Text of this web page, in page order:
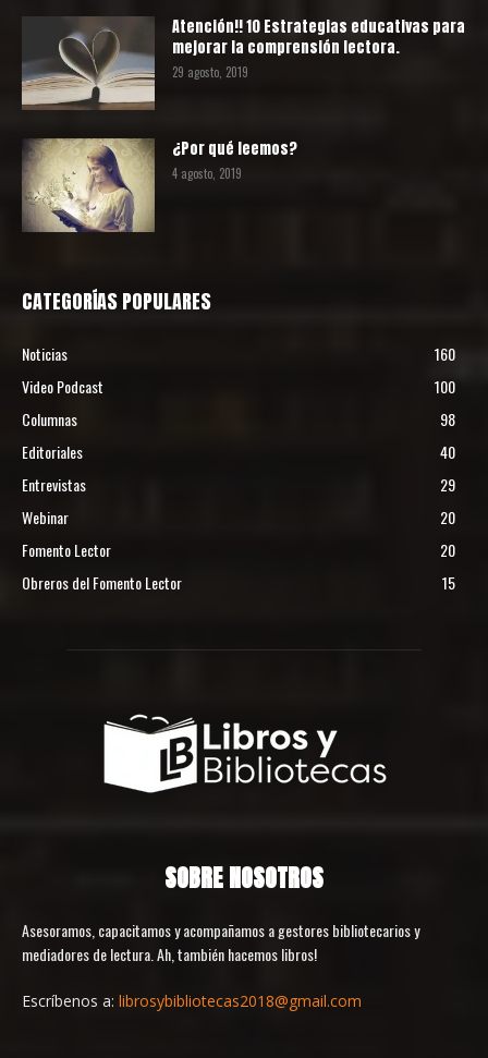
Atención!! 10 Estrategias educativas para
mejorar la comprensión lectora.
29 agosto, 2019
¿Por qué leemos?
4 agosto, 2019
CATEGORÍAS POPULARES
Noticias
160
Video Podcast
100
Columnas
98
Editoriales
40
Entrevistas
29
Webinar
20
Fomento Lector
20
Obreros del Fomento Lector
15
SOBRE NOSOTROS
Asesoramos, capacitamos y acompañamos a gestores bibliotecarios y
mediadores de lectura. Ah, también hacemos libros!
Escríbenos a: librosybibliotecas2018@gmail.com